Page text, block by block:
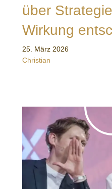
über
Wirkung
25. März 2026
Christian